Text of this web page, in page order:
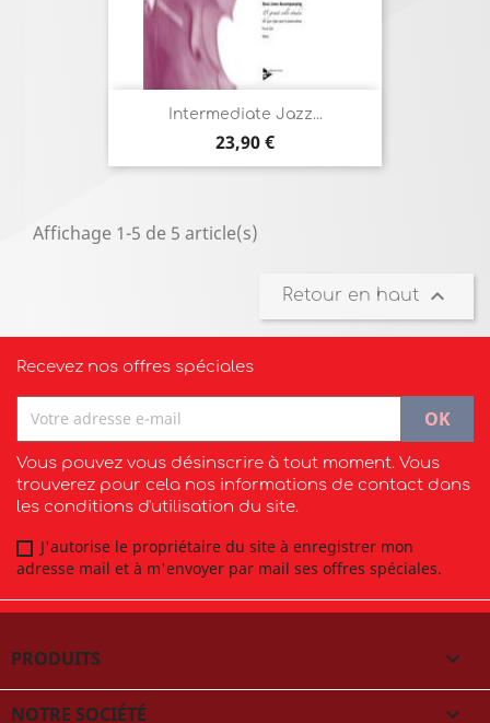
Intermediate Jazz...
Prix
23,90 €
Affichage 1-5 de 5 article(s)
Retour en haut 
Recevez nos offres spéciales
Vous pouvez vous désinscrire à tout moment. Vous
trouverez pour cela nos informations de contact dans
les conditions d'utilisation du site.
J'autorise le propriétaire du site à enregistrer mon
adresse mail et à m'envoyer par mail ses offres spéciales.
PRODUITS 
NOTRE SOCIÉTÉ 